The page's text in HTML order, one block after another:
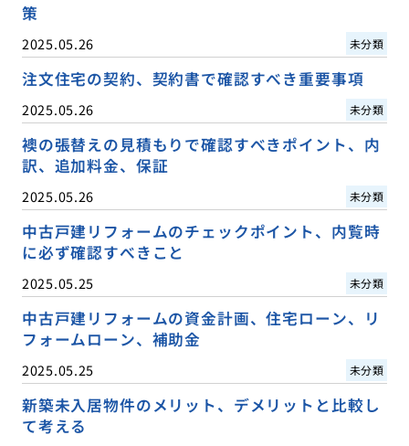
策
2025.05.26 未分類
注文住宅の契約、契約書で確認すべき重要事項
2025.05.26 未分類
襖の張替えの見積もりで確認すべきポイント、内
訳、追加料金、保証
2025.05.26 未分類
中古戸建リフォームのチェックポイント、内覧時
に必ず確認すべきこと
2025.05.25 未分類
中古戸建リフォームの資金計画、住宅ローン、リ
フォームローン、補助金
2025.05.25 未分類
新築未入居物件のメリット、デメリットと比較し
て考える